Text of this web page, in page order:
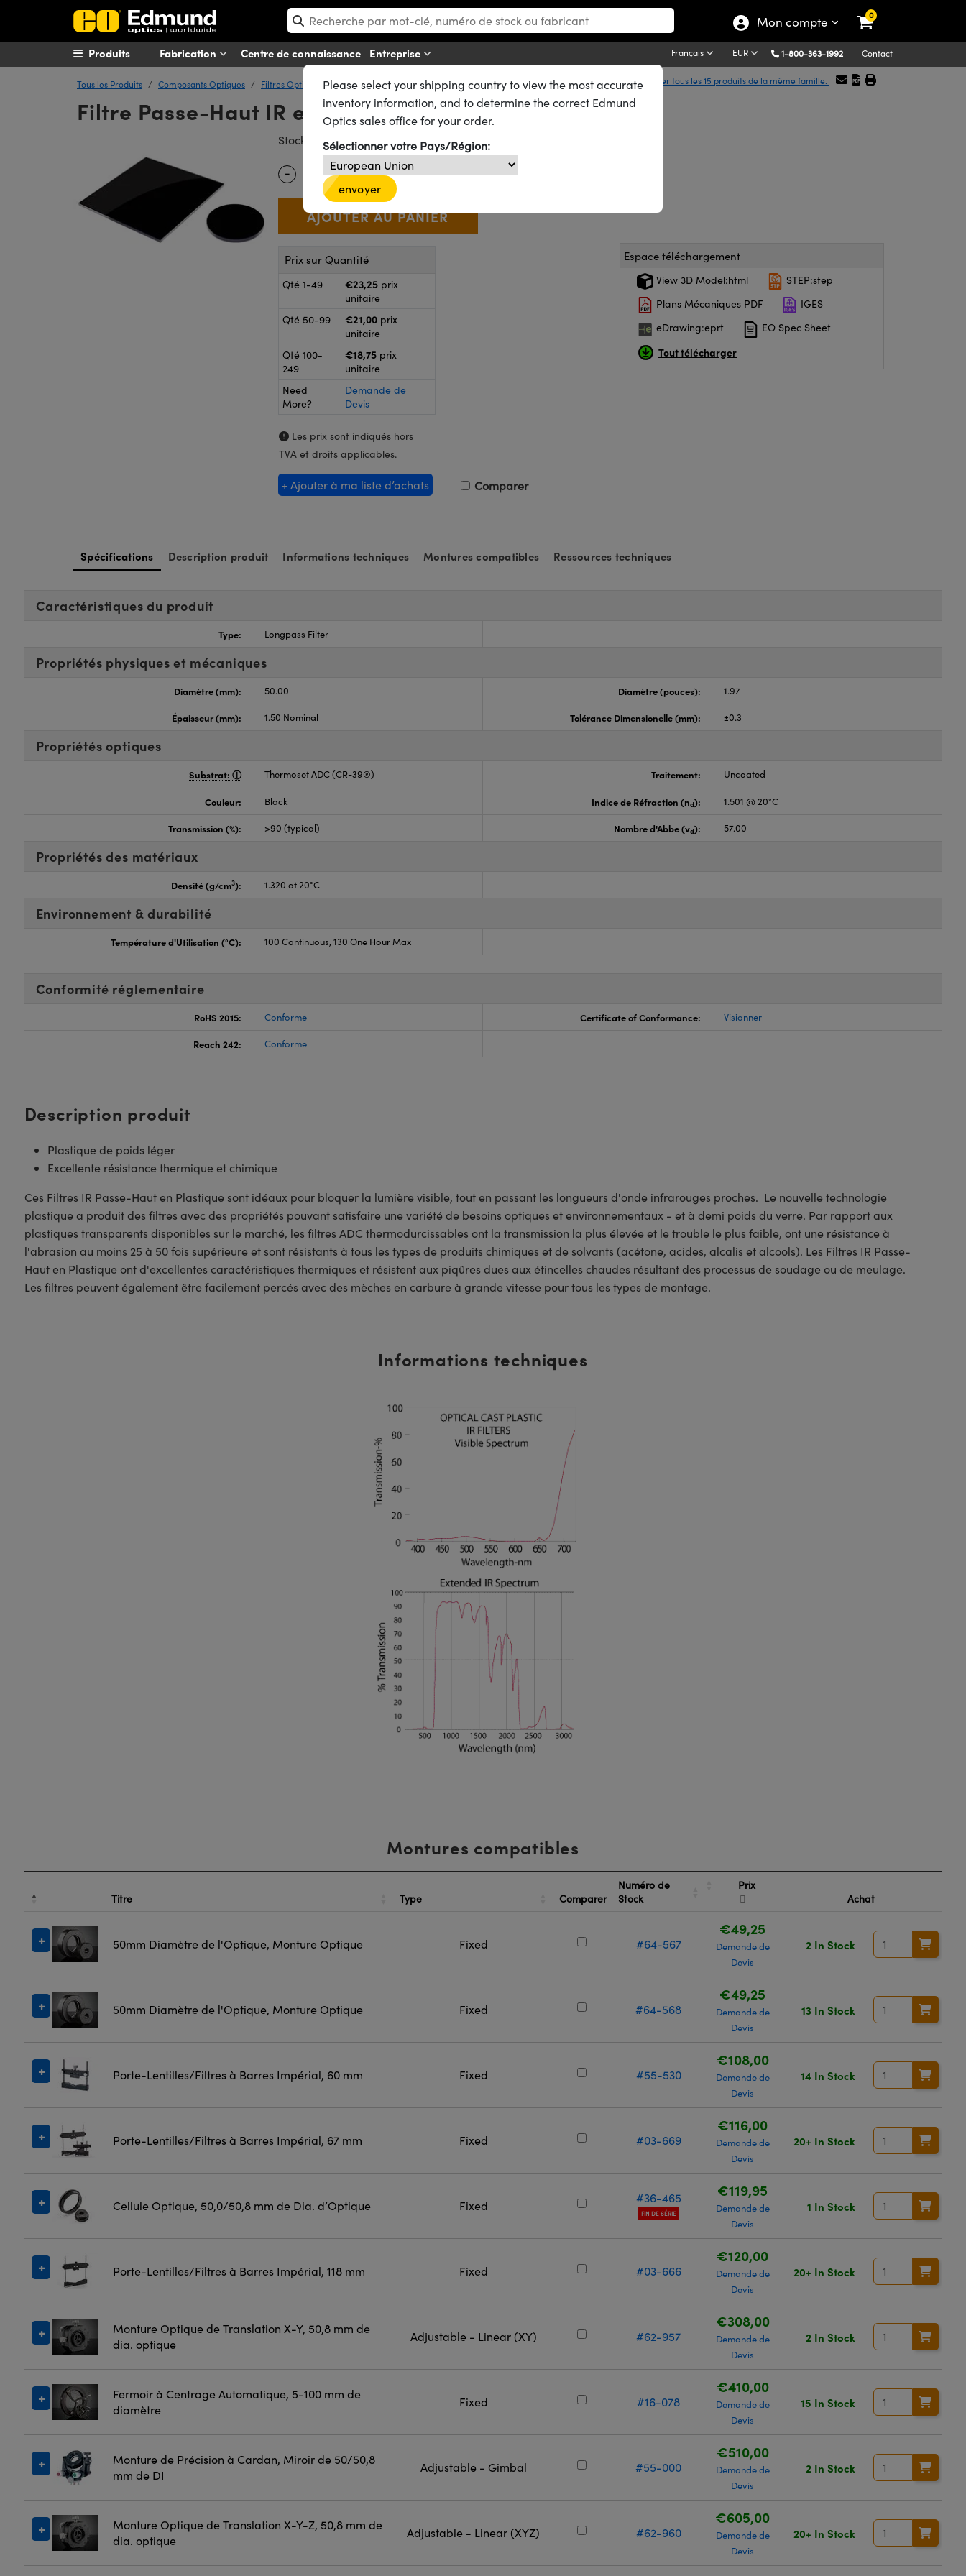
Mon compte 0
Fabrication Centre de connaissance Entreprise Français EUR 1-800-363-1992 Contact
Produits
Tous les Produits Composants Optiques Filtres Optiques Filtres Passe-Haut Filtres IR Passe-Haut en Plastique Afficher tous les 15 produits de la même famille.
Filtre Passe-Haut IR en Plastique, 50 mm de dia.
Stock #12-767 5 In Stock
Quantity Selector
- Use the plus and minus buttons to adjust the quantity.
+ €23
Prix sur Quantité
Qté 1-49 €23,25 prix
unitaire
Qté 50-99
€21,00 prix
unitaire
Qté 100-
249
€18,75 prix
unitaire
Need
More?
Demande de
Devis
Les prix sont indiqués hors
TVA et droits applicables.
+ Ajouter à ma liste d’achats Comparer
Espace téléchargement
View 3D Model:html
STEP:step
Plans Mécaniques PDF
IGES
eDrawing:eprt
EO Spec Sheet
Tout télécharger
Spécifications Description produit Informations techniques Montures compatibles Ressources techniques
Caractéristiques du produit
Type: Longpass Filter
Propriétés physiques et mécaniques
Diamètre (mm): 50.00 Diamètre (pouces): 1.97
Épaisseur (mm): 1.50 Nominal Tolérance Dimensionelle (mm): ±0.3
Propriétés optiques
Substrat: Thermoset ADC (CR-39®) Traitement: Uncoated
Couleur: Black Indice de Réfraction (nd): 1.501 @ 20°C
Transmission (%): >90 (typical) Nombre d'Abbe (vd): 57.00
Propriétés des matériaux
Densité (g/cm3): 1.320 at 20°C
Environnement & durabilité
Température d'Utilisation (°C): 100 Continuous, 130 One Hour Max
Conformité réglementaire
RoHS 2015: Conforme Certificate of Conformance: Visionner
Reach 242: Conforme
Description produit
Plastique de poids léger
Excellente résistance thermique et chimique
Ces Filtres IR Passe-Haut en Plastique sont idéaux pour bloquer la lumière visible, tout en passant les longueurs d'onde infrarouges proches. Le nouvelle technologie
plastique a produit des filtres avec des propriétés pouvant satisfaire une variété de besoins optiques et environnementaux - et à demi poids du verre. Par rapport aux
plastiques transparents disponibles sur le marché, les filtres ADC thermodurcissables ont la transmission la plus élevée et le trouble le plus faible, ont une résistance à
l'abrasion au moins 25 à 50 fois supérieure et sont résistants à tous les types de produits chimiques et de solvants (acétone, acides, alcalis et alcools). Les Filtres IR Passe-
Haut en Plastique ont d'excellentes caractéristiques thermiques et résistent aux piqûres dues aux étincelles chaudes résultant des processus de soudage ou de meulage.
Les filtres peuvent également être facilement percés avec des mèches en carbure à grande vitesse pour tous les types de montage.
Informations techniques
Montures compatibles
Titre Type Comparer
Numéro de
Stock
Prix
Achat
50mm Diamètre de l'Optique, Monture Optique Fixed #64-567
€49,25
Demande de
Devis
2 In Stock
50mm Diamètre de l'Optique, Monture Optique Fixed #64-568
€49,25
Demande de
Devis
13 In Stock
Porte-Lentilles/Filtres à Barres Impérial, 60 mm Fixed #55-530
€108,00
Demande de
Devis
14 In Stock
Porte-Lentilles/Filtres à Barres Impérial, 67 mm Fixed #03-669
€116,00
Demande de
Devis
20+ In Stock
Cellule Optique, 50,0/50,8 mm de Dia. d’Optique Fixed
#36-465
FIN DE SÉRIE
€119,95
Demande de
Devis
1 In Stock
Porte-Lentilles/Filtres à Barres Impérial, 118 mm Fixed #03-666
€120,00
Demande de
Devis
20+ In Stock
Monture Optique de Translation X-Y, 50,8 mm de
dia. optique
Adjustable - Linear (XY) #62-957
€308,00
Demande de
Devis
2 In Stock
Fermoir à Centrage Automatique, 5-100 mm de
diamètre
Fixed #16-078
€410,00
Demande de
Devis
15 In Stock
Monture de Précision à Cardan, Miroir de 50/50,8
mm de DI
Adjustable - Gimbal #55-000
€510,00
Demande de
Devis
2 In Stock
Monture Optique de Translation X-Y-Z, 50,8 mm de
dia. optique
Adjustable - Linear (XYZ) #62-960
€605,00
Demande de
Devis
20+ In Stock
Please select your shipping country to view the most accurate
inventory information, and to determine the correct Edmund
Optics sales office for your order.
Sélectionner votre Pays/Région:
envoyer